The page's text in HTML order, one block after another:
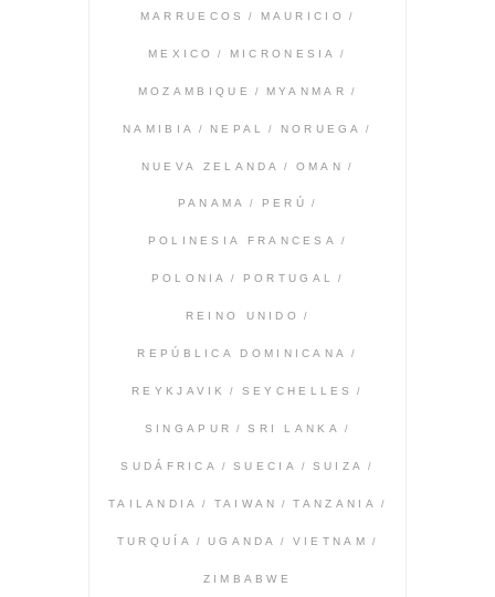
MARRUECOS MAURICIO
MEXICO MICRONESIA
MOZAMBIQUE MYANMAR
NAMIBIA NEPAL NORUEGA
NUEVA ZELANDA OMAN
PANAMA PERÚ
POLINESIA FRANCESA
POLONIA PORTUGAL
REINO UNIDO
REPÚBLICA DOMINICANA
REYKJAVIK SEYCHELLES
SINGAPUR SRI LANKA
SUDÁFRICA SUECIA SUIZA
TAILANDIA TAIWAN TANZANIA
TURQUÍA UGANDA VIETNAM
ZIMBABWE